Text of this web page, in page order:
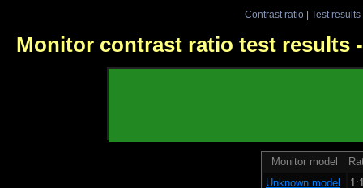
Contrast ratio| Test results
Monitor contrast ratio test results
Monitor model
Unknown model